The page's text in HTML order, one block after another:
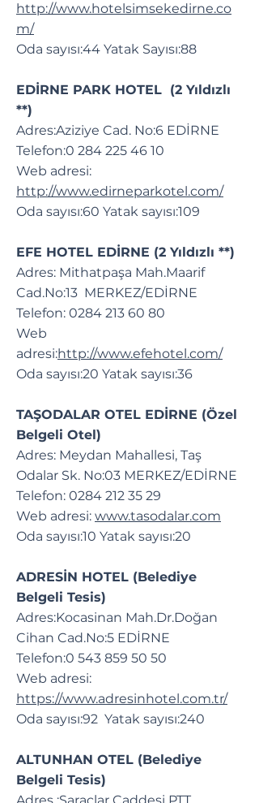
http://www.hotelsimsekedirne.co
m/
Oda sayısı:44 Yatak Sayısı:88
EDİRNE PARK HOTEL (2 Yıldızlı
**)
Adres:Aziziye Cad. No:6 EDİRNE
Telefon:0 284 225 46 10
Web adresi:
http://www.edirneparkotel.com/
Oda sayısı:60 Yatak sayısı:109
EFE HOTEL EDİRNE (2 Yıldızlı **)
Adres: Mithatpaşa Mah.Maarif
Cad.No:13 MERKEZ/EDİRNE
Telefon: 0284 213 60 80
Web
adresi:http://www.efehotel.com/
Oda sayısı:20 Yatak sayısı:36
TAŞODALAR OTEL EDİRNE (Özel
Belgeli Otel)
Adres: Meydan Mahallesi, Taş
Odalar Sk. No:03 MERKEZ/EDİRNE
Telefon: 0284 212 35 29
Web adresi: www.tasodalar.com
Oda sayısı:10 Yatak sayısı:20
ADRESİN HOTEL (Belediye
Belgeli Tesis)
Adres:Kocasinan Mah.Dr.Doğan
Cihan Cad.No:5 EDİRNE
Telefon:0 543 859 50 50
Web adresi:
https://www.adresinhotel.com.tr/
Oda sayısı:92 Yatak sayısı:240
ALTUNHAN OTEL (Belediye
Belgeli Tesis)